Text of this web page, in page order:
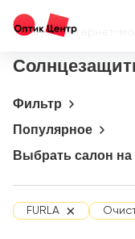
Главная/Интернет-
Фильтр
Популярное
Выбрать салон на
FURLA ×